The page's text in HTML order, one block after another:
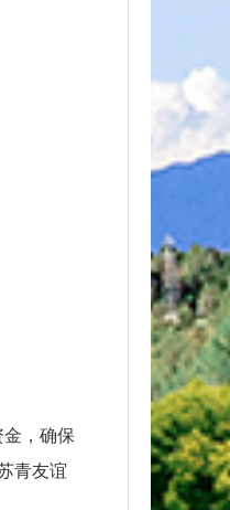
，确保
青友谊